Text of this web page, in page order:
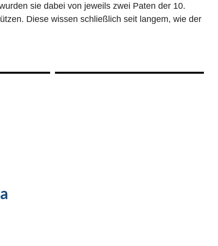
sie dabei von jeweils zwei Paten der 10.
Diese wissen schließlich seit langem, wie der